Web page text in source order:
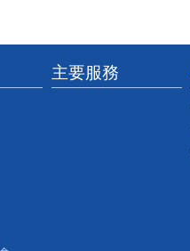
主要服務